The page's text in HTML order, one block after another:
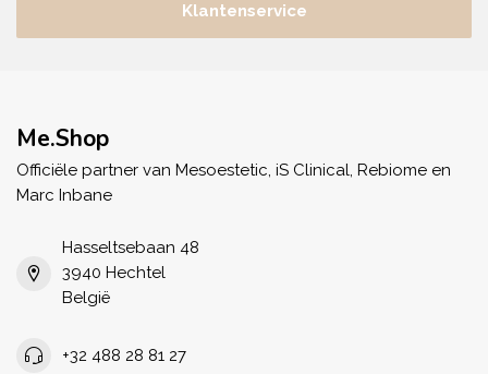
Klantenservice
Me.Shop
Officiële partner van Mesoestetic, iS Clinical, Rebiome en
Marc Inbane
Hasseltsebaan 48
3940 Hechtel
België
+32 488 28 81 27